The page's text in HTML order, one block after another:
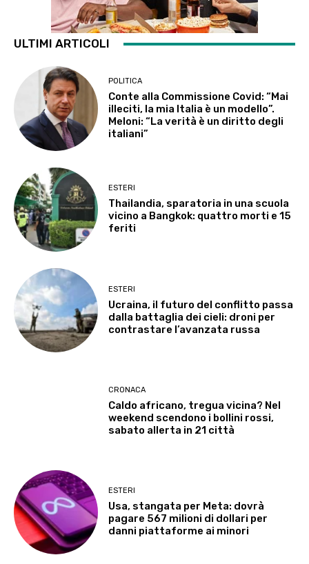
ULTIMI ARTICOLI
POLITICA
Conte alla Commissione Covid: “Mai
illeciti, la mia Italia è un modello”.
Meloni: “La verità è un diritto degli
italiani”
ESTERI
Thailandia, sparatoria in una scuola
vicino a Bangkok: quattro morti e 15
feriti
ESTERI
Ucraina, il futuro del conflitto passa
dalla battaglia dei cieli: droni per
contrastare l’avanzata russa
CRONACA
Caldo africano, tregua vicina? Nel
weekend scendono i bollini rossi,
sabato allerta in 21 città
ESTERI
Usa, stangata per Meta: dovrà
pagare 567 milioni di dollari per
danni piattaforme ai minori